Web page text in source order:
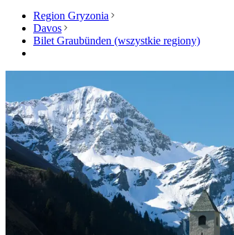
Region Gryzonia
Davos
Bilet Graubünden (wszystkie regiony)